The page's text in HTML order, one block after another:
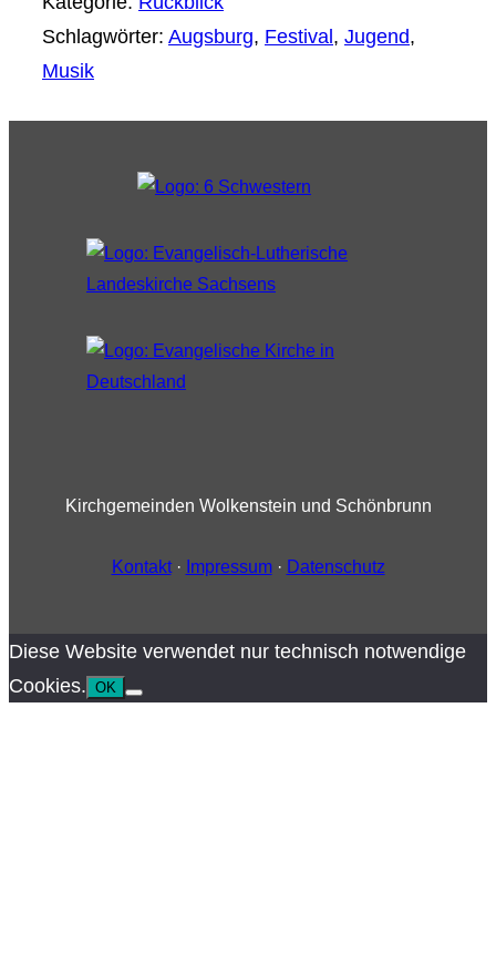
Schlagwörter: Augsburg, Festival, Jugend,
Musik
Kirchgemeinden Wolkenstein und Schönbrunn
Kontakt· Impressum· Datenschutz
Diese Website verwendet nur technisch notwendige
Cookies. OK